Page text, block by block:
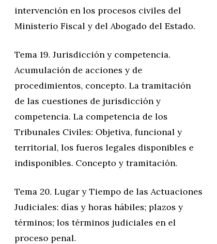
intervención en los procesos civiles del
Ministerio Fiscal y del Abogado del Estado.
Tema 19. Jurisdicción y competencia.
Acumulación de acciones y de
procedimientos, concepto. La tramitación
de las cuestiones de jurisdicción y
competencia. La competencia de los
Tribunales Civiles: Objetiva, funcional y
territorial, los fueros legales disponibles e
indisponibles. Concepto y tramitación.
Tema 20. Lugar y Tiempo de las Actuaciones
Judiciales: días y horas hábiles; plazos y
términos; los términos judiciales en el
proceso penal.